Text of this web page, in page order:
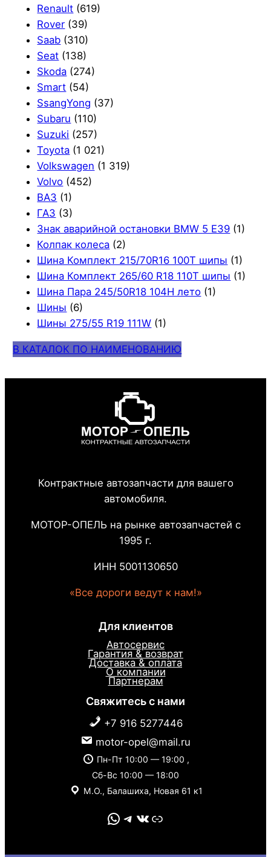
Renault (619)
Rover (39)
Saab (310)
Seat (138)
Skoda (274)
Smart (54)
SsangYong (37)
Subaru (110)
Suzuki (257)
Toyota (1 021)
Volkswagen (1 319)
Volvo (452)
ВАЗ (1)
ГАЗ (3)
Знак аварийной остановки BMW 5 E39 (1)
Колпак колеса (2)
Шина Комплект 215/70R16 100T шипы (1)
Шина Комплект 265/60 R18 110T шипы (1)
Шина Пара 245/50R18 104H лето (1)
Шины (6)
Шины 275/55 R19 111W (1)
В КАТАЛОК ПО НАИМЕНОВАНИЮ
Контрактные автозапчасти для вашего
автомобиля.
МОТОР-ОПЕЛЬ на рынке автозапчастей с
1995 г.
ИНН 5001130650
«Все дороги ведут к нам!»
Для клиентов
Автосервис
Гарантия & возврат
Доставка & оплата
О компании
Партнерам
Свяжитесь с нами
+7 916 5277446
motor-opel@mail.ru
Пн-Пт 10:00 — 19:00 ,
Сб-Вс 10:00 — 18:00
М.О., Балашиха, Новая 61 к1
WhatsApp Telegram VK Link